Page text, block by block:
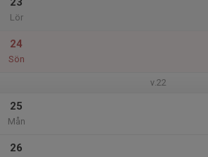
Lör
24
Sön
v.22
25
Mån
26